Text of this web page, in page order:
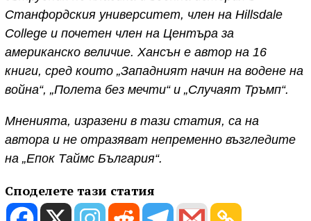
Станфордския университет, член на Hillsdale
College и почетен член на Центъра за
американско величие. Хансън е автор на 16
книги, сред които „Западният начин на водене на
война“, „Полета без мечти“ и „Случаят Тръмп“.
Мненията, изразени в тази статия, са на
автора и не отразяват непременно възгледите
на „Епок Таймс България“.
Споделете тази статия